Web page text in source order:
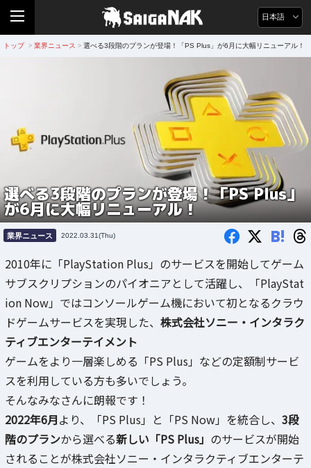
日本語
トップ > 業界ニュース > 選べる3段階のプランが登場！「PS Plus」が6月に大幅リニューアル！
選べる3段階のプランが登場！「PS Plus」
が6月に大幅リニューアル！
業界ニュース 2022.03.31(Thu) B!
2010年に「PlayStation Plus」のサービスを開始してゲーム
サブスクリプションのパイオニアとして活躍し、「PlayStat
ion Now」ではコンソールゲーム機において初となるクラウ
ドゲームサービスを実現した、 株式会社ソニー・インタラク
ティブエンターテイメント
ゲームをより一層楽しめる「PS Plus」などの定額制サービ
スを利用している方も多いでしょう。
そんなみなさんに朗報です！
2022年6月より、「PS Plus」と「PS Now」を統合し、 3段
階のプランから選べる新しい「PS Plus」 のサービスが開始
されることが株式会社ソニー・インタラクティブエンターテ